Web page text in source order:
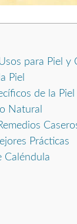
para Piel y
Piel
de la Piel
Natural
Prácticas
Caléndula